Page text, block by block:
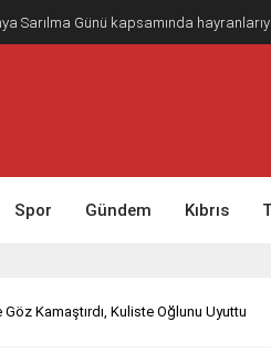
Sarılma Günü kapsamında
Spor Gündem Kıbrıs
Kamaştırdı, Kuliste Oğlunu Uyuttu